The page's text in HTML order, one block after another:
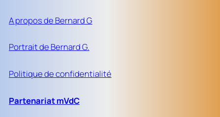
A propos de Bernard G
Portrait de Bernard G.
Politique de confidentialité
Partenariat mVdC